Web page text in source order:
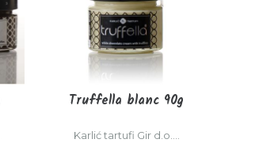
Truffella blanc 90g
Karlić tartufi Gir d.o....